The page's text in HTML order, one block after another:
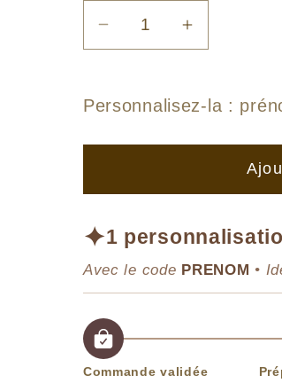
Réduire
la
de
Lapin
Surf
Augmenter
la
de
Lapin
Surf
Personnalisez-la :
✦1
Avec le code PRENOM •
Commande validée